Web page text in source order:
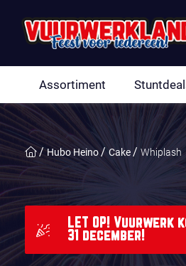
Assortiment
Hubo Heino Cake Whiplash
LET OP! Vuurwerk
31 december!